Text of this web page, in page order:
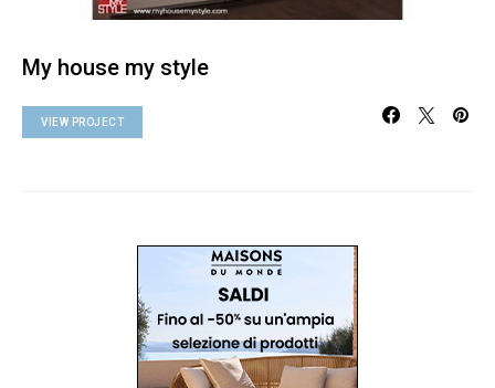
My house my style
VIEW PROJECT